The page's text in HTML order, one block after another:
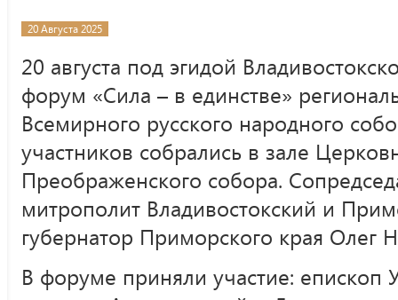
20 Августа 2025
20 августа под эгидой
форум «Сила – в единстве»
Всемирного русского народного
участников собрались в зале
Преображенского собора.
митрополит Владивостокский и
губернатор Приморского края Олег
В форуме приняли участие: епископ